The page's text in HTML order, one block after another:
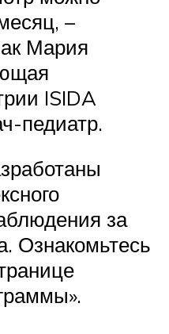
–
Мария
ISIDA
педиатр.
за
Ознакомьтесь